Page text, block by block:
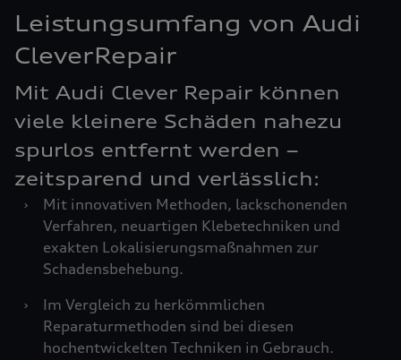
Leistungsumfang von Audi
CleverRepair
Mit Audi Clever Repair können
viele kleinere Schäden nahezu
spurlos entfernt werden –
zeitsparend und verlässlich:
›
Mit innovativen Methoden, lackschonenden
Verfahren, neuartigen Klebetechniken und
exakten Lokalisierungsmaßnahmen zur
Schadensbehebung.
›
Im Vergleich zu herkömmlichen
Reparaturmethoden sind bei diesen
hochentwickelten Techniken in Gebrauch.